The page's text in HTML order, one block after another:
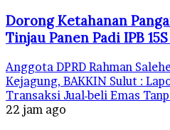
Dorong Ketahanan
Tinjau Panen Padi IPB
Anggota DPRD Rahman
Kejagung, BAKKIN Sulut :
Transaksi Jual-beli Emas
22 jam ago